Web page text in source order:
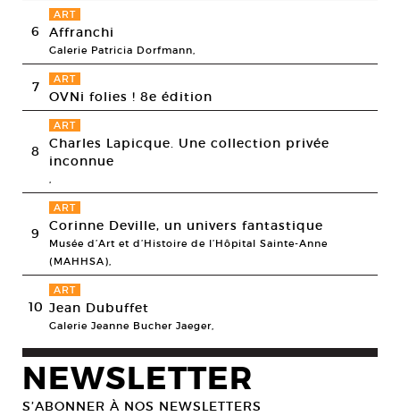
6
ART
Affranchi
Galerie Patricia Dorfmann,
7 ART
OVNi folies ! 8e édition
8
ART
Charles Lapicque. Une collection privée
inconnue
,
9
ART
Corinne Deville, un univers fantastique
Musée d’Art et d’Histoire de l’Hôpital Sainte-Anne
(MAHHSA),
10
ART
Jean Dubuffet
Galerie Jeanne Bucher Jaeger,
NEWSLETTER
S’ABONNER À NOS NEWSLETTERS